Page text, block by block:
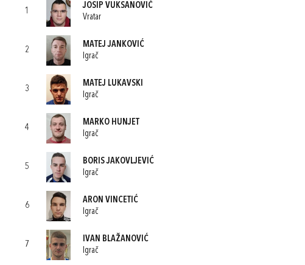
1
JOSIP VUKSANOVIĆ
Vratar
2
MATEJ JANKOVIĆ
Igrač
3
MATEJ LUKAVSKI
Igrač
4
MARKO HUNJET
Igrač
5
BORIS JAKOVLJEVIĆ
Igrač
6
ARON VINCETIĆ
Igrač
7
IVAN BLAŽANOVIĆ
Igrač